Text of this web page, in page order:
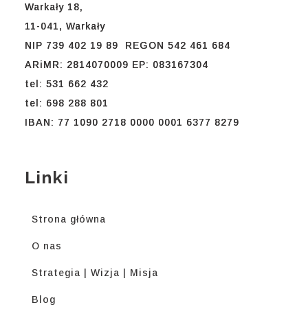
Warkały 18,
11-041, Warkały
NIP 739 402 19 89 REGON 542 461 684
ARiMR: 2814070009 EP: 083167304
tel: 531 662 432
tel: 698 288 801
IBAN: 77 1090 2718 0000 0001 6377 8279
Linki
Strona główna
O nas
Strategia | Wizja | Misja
Blog